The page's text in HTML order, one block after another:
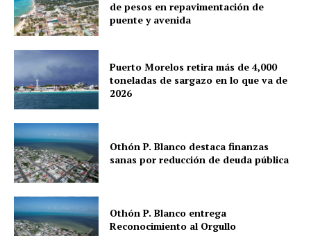
de pesos en repavimentación de
puente y avenida
Puerto Morelos retira más de 4,000
toneladas de sargazo en lo que va de
2026
Othón P. Blanco destaca finanzas
sanas por reducción de deuda pública
Othón P. Blanco entrega
Reconocimiento al Orgullo